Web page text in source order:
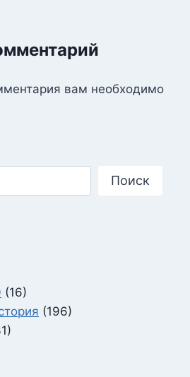
вам необходимо
Поиск
(16)
(196)